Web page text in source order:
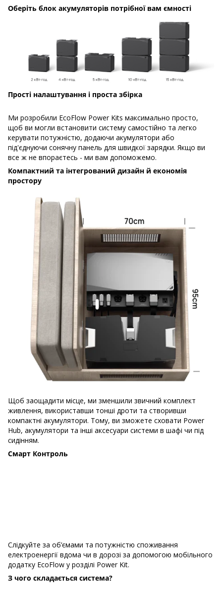
Оберіть блок акумуляторів потрібної вам ємності
Прості налаштування і проста збірка
Ми розробили EcoFlow Power Kits максимально просто,
щоб ви могли встановити систему самостійно та легко
керувати потужністю, додаючи акумулятори або
під'єднуючи сонячну панель для швидкої зарядки. Якщо ви
все ж не впораєтесь - ми вам допоможемо.
Компактний та інтегрований дизайн й економія
простору
Щоб заощадити місце, ми зменшили звичний комплект
живлення, використавши тонші дроти та створивши
компактні акумулятори. Тому, ви зможете сховати Power
Hub, акумулятори та інші аксесуари системи в шафі чи під
сидінням.
Смарт Контроль
Слідкуйте за об’ємами та потужністю споживання
електроенергії вдома чи в дорозі за допомогою мобільного
додатку EcoFlow у розділі Power Kit.
З чого складається система?